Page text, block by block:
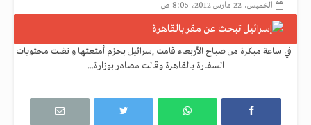
الخميس، 22 مارس 2012، 8:05 ص
في ساعة مبكرة من صباح الأربعاء قامت إسرائيل بحزم أمتعتها و نقلت محتويات
السفارة بالقاهرة وقالت مصادر بوزارة...